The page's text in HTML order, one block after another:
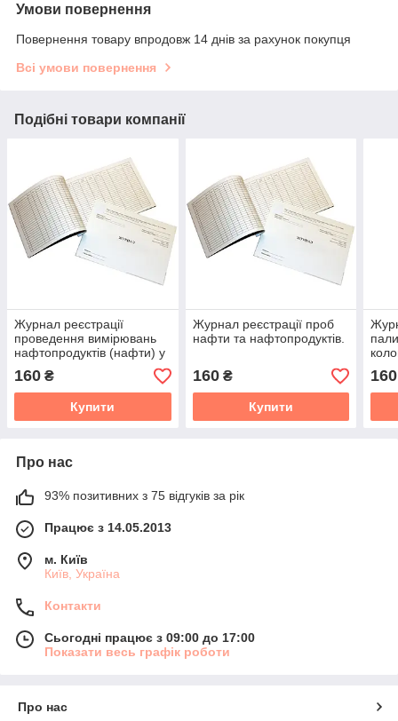
Умови повернення
Повернення товару впродовж 14 днів за рахунок покупця
Всі умови повернення
Подібні товари компанії
Журнал реєстрації
проведення вимірювань
нафтопродуктів (нафти) у
резервуарах. Форма №7-
НП.
160 ₴
Купити
Журнал реєстрації проб
нафти та нафтопродуктів.
160₴
Купити
160
Про нас
93% позитивних з 75 відгуків за рік
Працює з 14.05.2013
м. Київ
Київ, Україна
Контакти
Сьогодні працює з 09:00 до 17:00
Показати весь графік роботи
Про нас